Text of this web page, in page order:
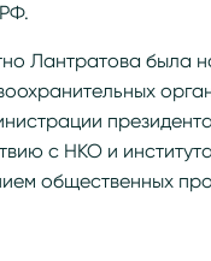
Лантратова была
с НКО и
общественных